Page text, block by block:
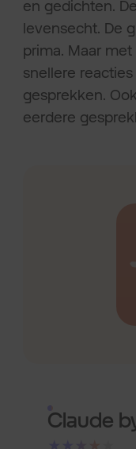
en gedichten.
levensecht. De
prima. Maar
snellere
gesprekken.
eerdere
Claude